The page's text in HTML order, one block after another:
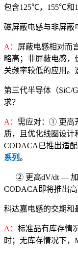
包含125℃，155℃和
磁屏蔽电感与非屏蔽
A： 屏蔽电感相对而
略高；非屏蔽电感
关频率较低的应用。
第三代半导体（SiC/
求？
A： 需应对：① 更高
质，且优化线圈设计
CODACA已推出适
系列。
② 更高dV/dt — 加
CODACA即将推出高
科达嘉电感的交期和
A： 标准品有库存情
时；无库存情况下，